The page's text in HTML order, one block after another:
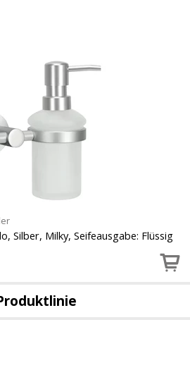
Silber, Milky, Seifeausgabe: Flüssig